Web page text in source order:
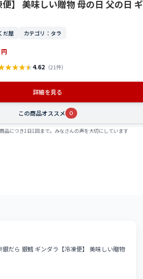
】 美味しい贈物 母の日 父の日 ギ
だ屋 カテゴリ：タラ
円
★★★★4.62 （21件）
詳細を見る
この商品オススメ 0
品につき1日1回まで。みなさんの声を大切にしています
だら 銀鱈 ギンダラ【冷凍便】 美味しい贈物